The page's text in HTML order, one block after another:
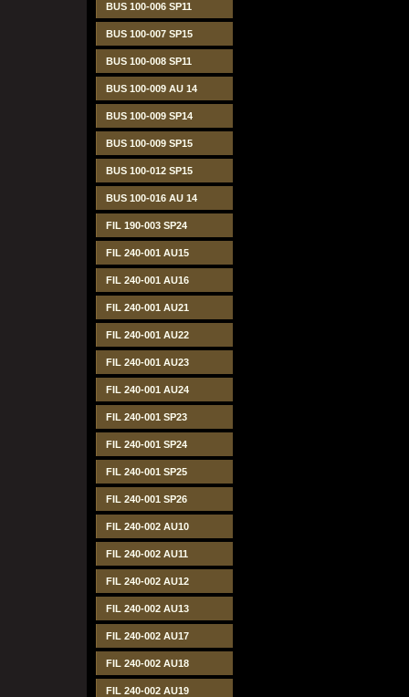
BUS 100-006 SP11
BUS 100-007 SP15
BUS 100-008 SP11
BUS 100-009 AU 14
BUS 100-009 SP14
BUS 100-009 SP15
BUS 100-012 SP15
BUS 100-016 AU 14
FIL 190-003 SP24
FIL 240-001 AU15
FIL 240-001 AU16
FIL 240-001 AU21
FIL 240-001 AU22
FIL 240-001 AU23
FIL 240-001 AU24
FIL 240-001 SP23
FIL 240-001 SP24
FIL 240-001 SP25
FIL 240-001 SP26
FIL 240-002 AU10
FIL 240-002 AU11
FIL 240-002 AU12
FIL 240-002 AU13
FIL 240-002 AU17
FIL 240-002 AU18
FIL 240-002 AU19